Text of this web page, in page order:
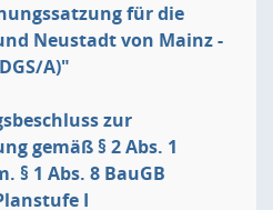
für die
Neustadt von Mainz -
A)"
zur
gemäß § 2 Abs. 1
§ 1 Abs. 8 BauGB
I